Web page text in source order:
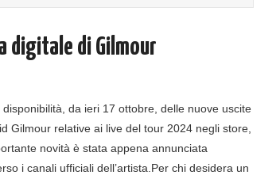
digitale di Gilmour
disponibilità, da ieri 17 ottobre, delle nuove uscite
Gilmour relative ai live del tour 2024 negli store,
novità è stata appena annunciata
i canali ufficiali dell’artista.Per chi desidera un